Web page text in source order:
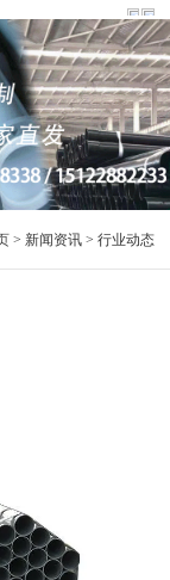
> 新闻资讯 > 行业动态